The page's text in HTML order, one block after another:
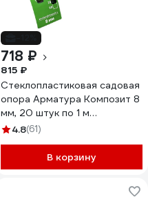
718 ₽
815 ₽
Стеклопластиковая садовая
опора Арматура Композит 8
мм, 20 штук по 1 м
4660228920410
4.8(61)
В корзину